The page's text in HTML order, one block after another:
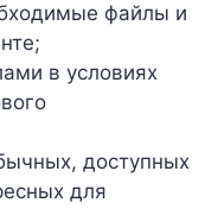
файлы и
в условиях
доступных
для